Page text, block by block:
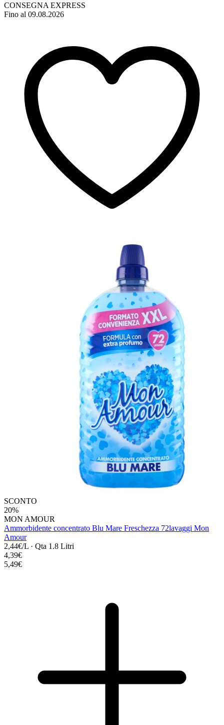
CONSEGNA EXPRESS
Fino al 09.08.2026
SCONTO
20%
MON AMOUR
Ammorbidente concentrato Blu Mare Freschezza 72lavaggi Mon
Amour
2,44€/L · Qta 1.8 Litri
4,39€
5,49€